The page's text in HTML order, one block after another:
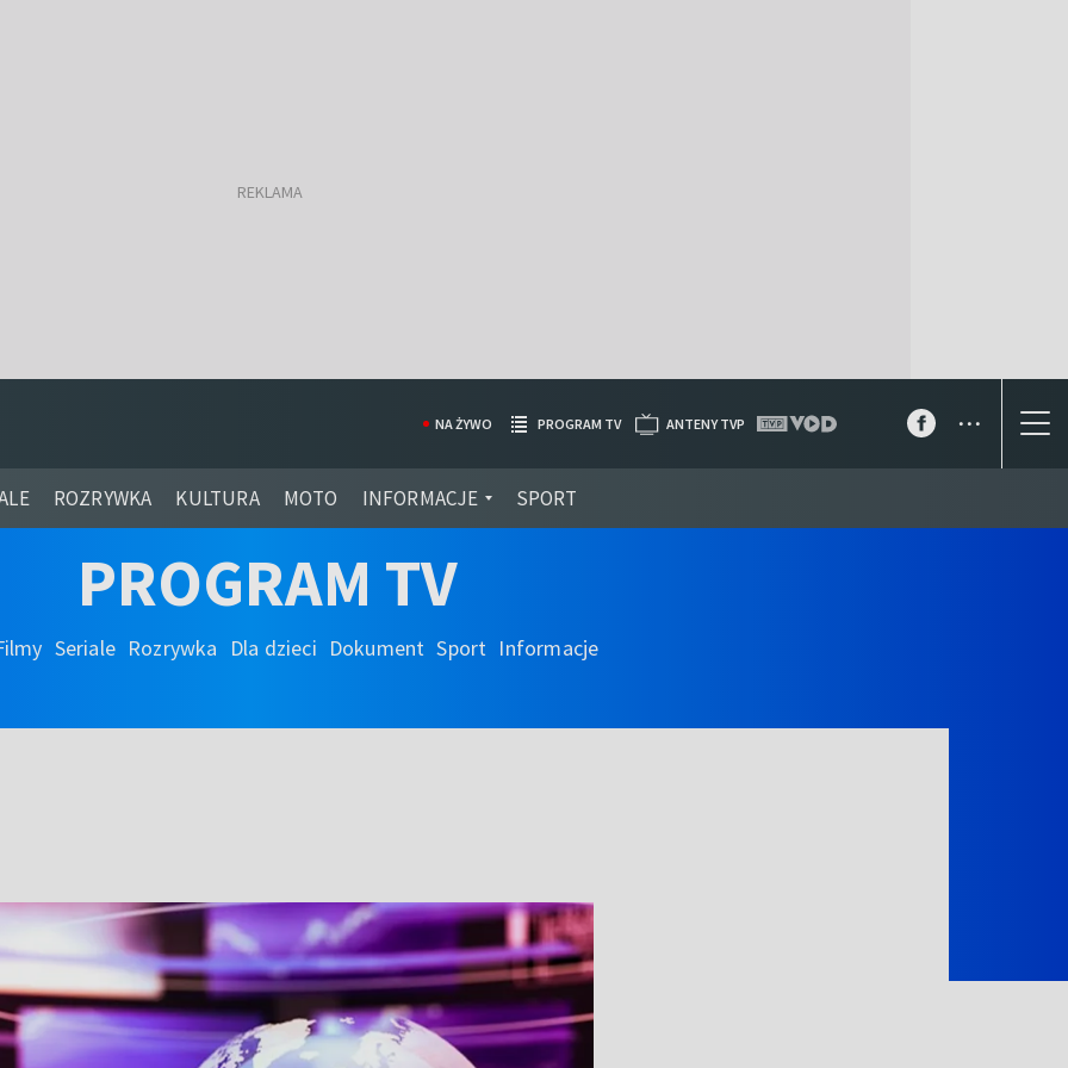
ROZRYWKA KULTURA MOTO INFORMACJE SPORT
NA ŻYWO PROGRAM TV ANTENY TVP ...
PROGRAM TV
Seriale Rozrywka Dla dzieci Dokument Sport Informacje